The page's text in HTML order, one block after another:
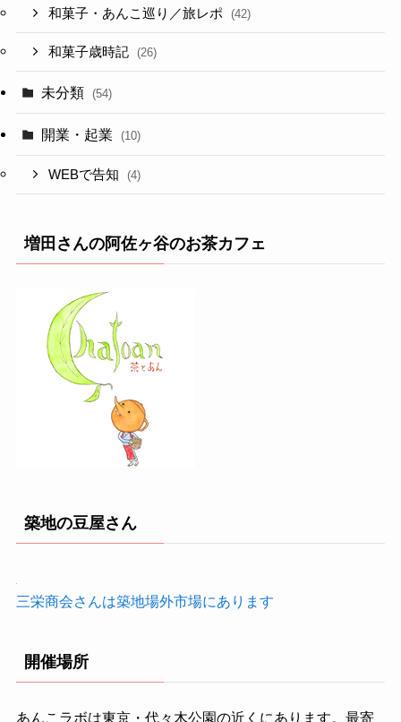
和菓子・あんこ巡り／旅レポ (42)
和菓子歳時記 (26)
未分類 (54)
開業・起業 (10)
WEBで告知 (4)
増田さんの阿佐ヶ谷のお茶カフェ
築地の豆屋さん
三栄商会さんは築地場外市場にあります
開催場所
あんこラボは東京・代々木公園の近くにあります。最寄